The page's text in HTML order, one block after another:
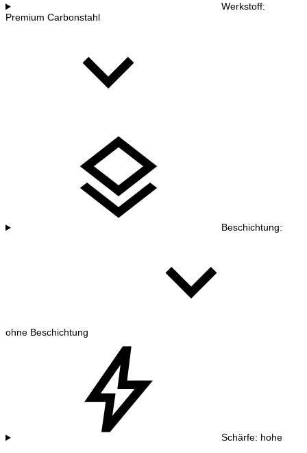
Werkstoff:
Premium Carbonstahl
Beschichtung:
ohne Beschichtung
Schärfe: hohe